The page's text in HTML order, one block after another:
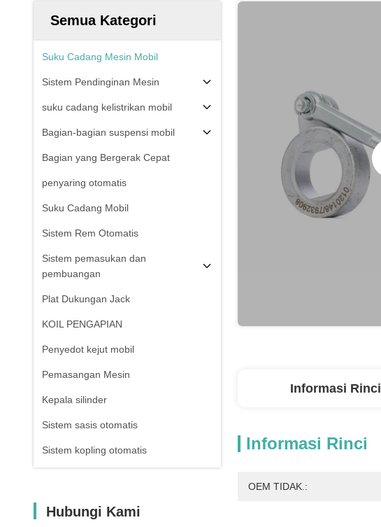
Semua Kategori
Suku Cadang Mesin Mobil
Sistem Pendinginan Mesin
suku cadang kelistrikan mobil
Bagian-bagian suspensi mobil
Bagian yang Bergerak Cepat
penyaring otomatis
Suku Cadang Mobil
Sistem Rem Otomatis
Sistem pemasukan dan
pembuangan
Plat Dukungan Jack
KOIL PENGAPIAN
Penyedot kejut mobil
Pemasangan Mesin
Kepala silinder
Sistem sasis otomatis
Sistem kopling otomatis
Hubungi Kami
Informasi Rinci
Informasi Rinci
OEM TIDAK.: